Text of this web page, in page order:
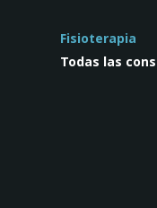
Fisioterapia
Todas las